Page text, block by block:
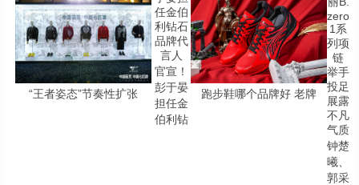
“王者姿态”节奏性扩张
官宣！
彭于晏
担任金
伯利钻
跑步鞋哪个品牌好 老牌
钟楚
曦、
郭采